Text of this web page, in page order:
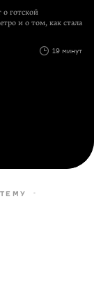
о готской
и о том, как стала
19 минут